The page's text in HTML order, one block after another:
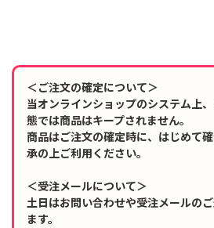
＜ご注文の確定について＞
当オンラインショップのシステム上
態では商品はキープされません。
商品はご注文の確定時に、はじめて
承の上ご利用ください。
＜受注メールについて＞
土日はお問い合わせや受注メールの
ます。